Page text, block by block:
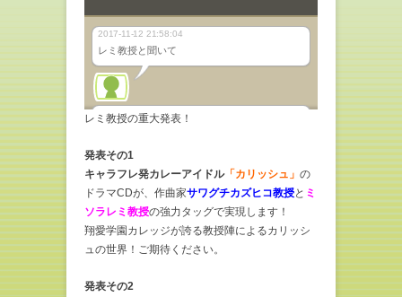
レミ教授の重大発表！
発表その1
キャラフレ発カレーアイドル「カリッシュ」 の
ドラマCDが、作曲家サワグチカズヒコ教授と ミ
ソラレミ教授の強力タッグで実現します！
翔愛学園カレッジが誇る教授陣によるカリッシ
ュの世界！ご期待ください。
発表その2